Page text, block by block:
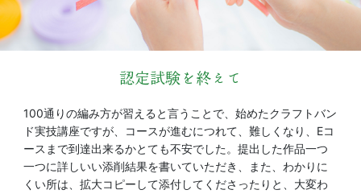
認定試験を終えて
100通りの編み方が習えると言うことで、始めたクラフトバン
ド実技講座ですが、コースが進むにつれて、難しくなり、Eコ
ースまで到達出来るかとても不安でした。提出した作品一つ
一つに詳しいい添削結果を書いていただき、また、わかりに
くい所は、拡大コピーして添付してくださったりと、大変わ